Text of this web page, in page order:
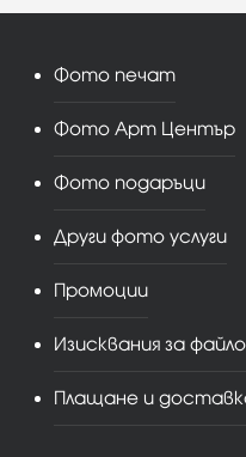
Фото печат
Фото Арт Център
Фото подаръци
Други фото услуги
Промоции
Изисквания за
Плащане и